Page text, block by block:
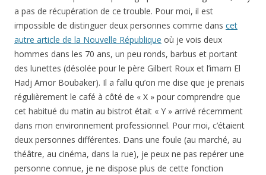
a pas de récupération de ce trouble. Pour moi, il est
impossible de distinguer deux personnes comme dans cet
autre article de la Nouvelle République où je vois deux
hommes dans les 70 ans, un peu ronds, barbus et portant
des lunettes (désolée pour le père Gilbert Roux et l’imam El
Hadj Amor Boubaker). Il a fallu qu’on me dise que je prenais
régulièrement le café à côté de « X » pour comprendre que
cet habitué du matin au bistrot était « Y » arrivé récemment
dans mon environnement professionnel. Pour moi, c’étaient
deux personnes différentes. Dans une foule (au marché, au
théâtre, au cinéma, dans la rue), je peux ne pas repérer une
personne connue, je ne dispose plus de cette fonction